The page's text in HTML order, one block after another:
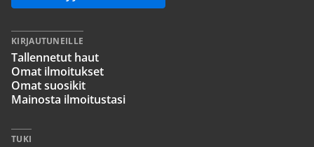
KIRJAUTUNEILLE
Tallennetut haut
Omat ilmoitukset
Omat suosikit
Mainosta ilmoitustasi
TUKI